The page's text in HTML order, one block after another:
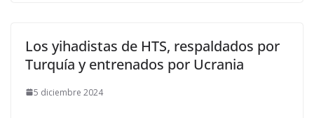
Los yihadistas de HTS, respaldados por
Turquía y entrenados por Ucrania
5 diciembre 2024